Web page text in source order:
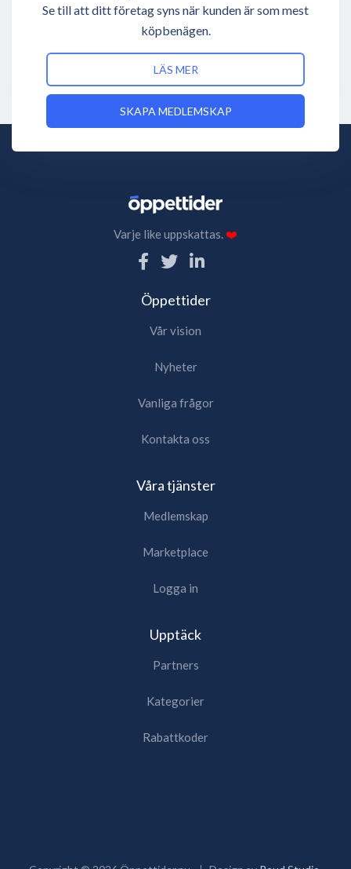
Se till att ditt företag syns när kunden är som mest
köpbenägen.
LÄS MER
SKAPA MEDLEMSKAP
Varje like uppskattas.❤️
Öppettider
Vår vision
Nyheter
Vanliga frågor
Kontakta oss
Våra tjänster
Medlemskap
Marketplace
Logga in
Upptäck
Partners
Kategorier
Rabattkoder